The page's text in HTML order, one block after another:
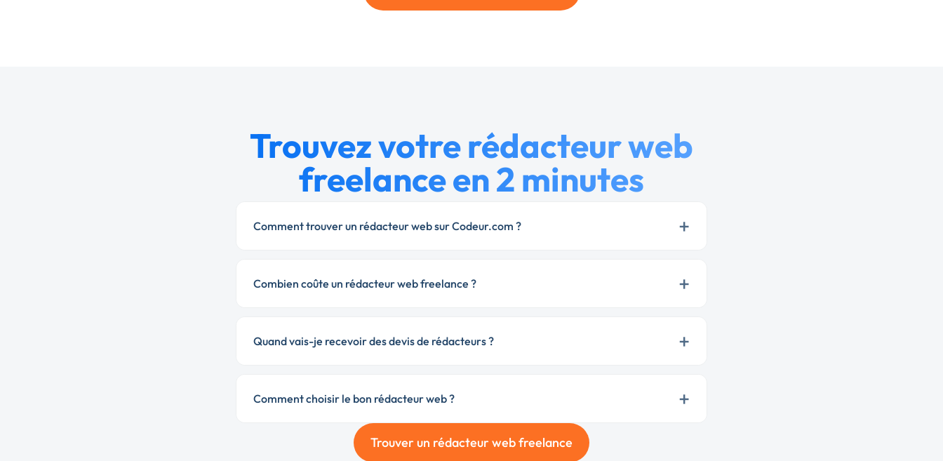
Trouvez votre rédacteur web
freelance en 2 minutes
Comment trouver un rédacteur web sur Codeur.com ? +
Combien coûte un rédacteur web freelance ? +
Quand vais-je recevoir des devis de rédacteurs ? +
Comment choisir le bon rédacteur web ? +
Trouver un rédacteur web freelance